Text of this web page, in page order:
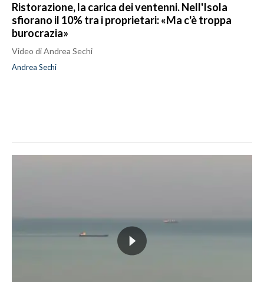
Ristorazione, la carica dei ventenni. Nell'Isola
sfiorano il 10% tra i proprietari: «Ma c'è troppa
burocrazia»
Video di Andrea Sechi
Andrea Sechi